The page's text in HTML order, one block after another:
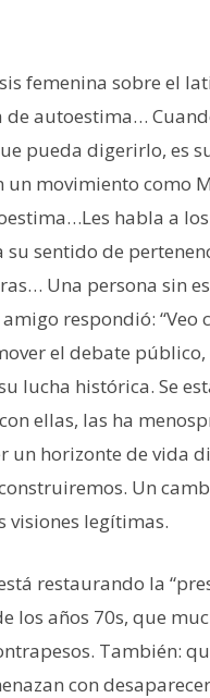
femenina sobre el
autoestima…
pueda digerirlo, es
movimiento como
habla a
sentido de
Una persona sin
respondió:
el debate
lucha histórica. Se
ellas, las ha
un horizonte de vida
Un
visiones legítimas.
restaurando la
los años 70s, que
También:
con